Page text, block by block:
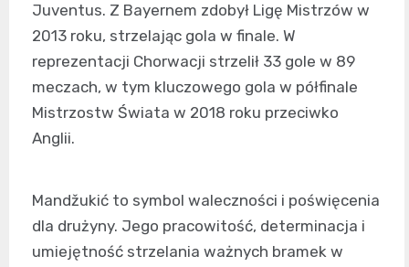
Juventus. Z Bayernem zdobył Ligę Mistrzów w
2013 roku, strzelając gola w finale. W
reprezentacji Chorwacji strzelił 33 gole w 89
meczach, w tym kluczowego gola w półfinale
Mistrzostw Świata w 2018 roku przeciwko
Anglii.
Mandžukić to symbol waleczności i poświęcenia
dla drużyny. Jego pracowitość, determinacja i
umiejętność strzelania ważnych bramek w